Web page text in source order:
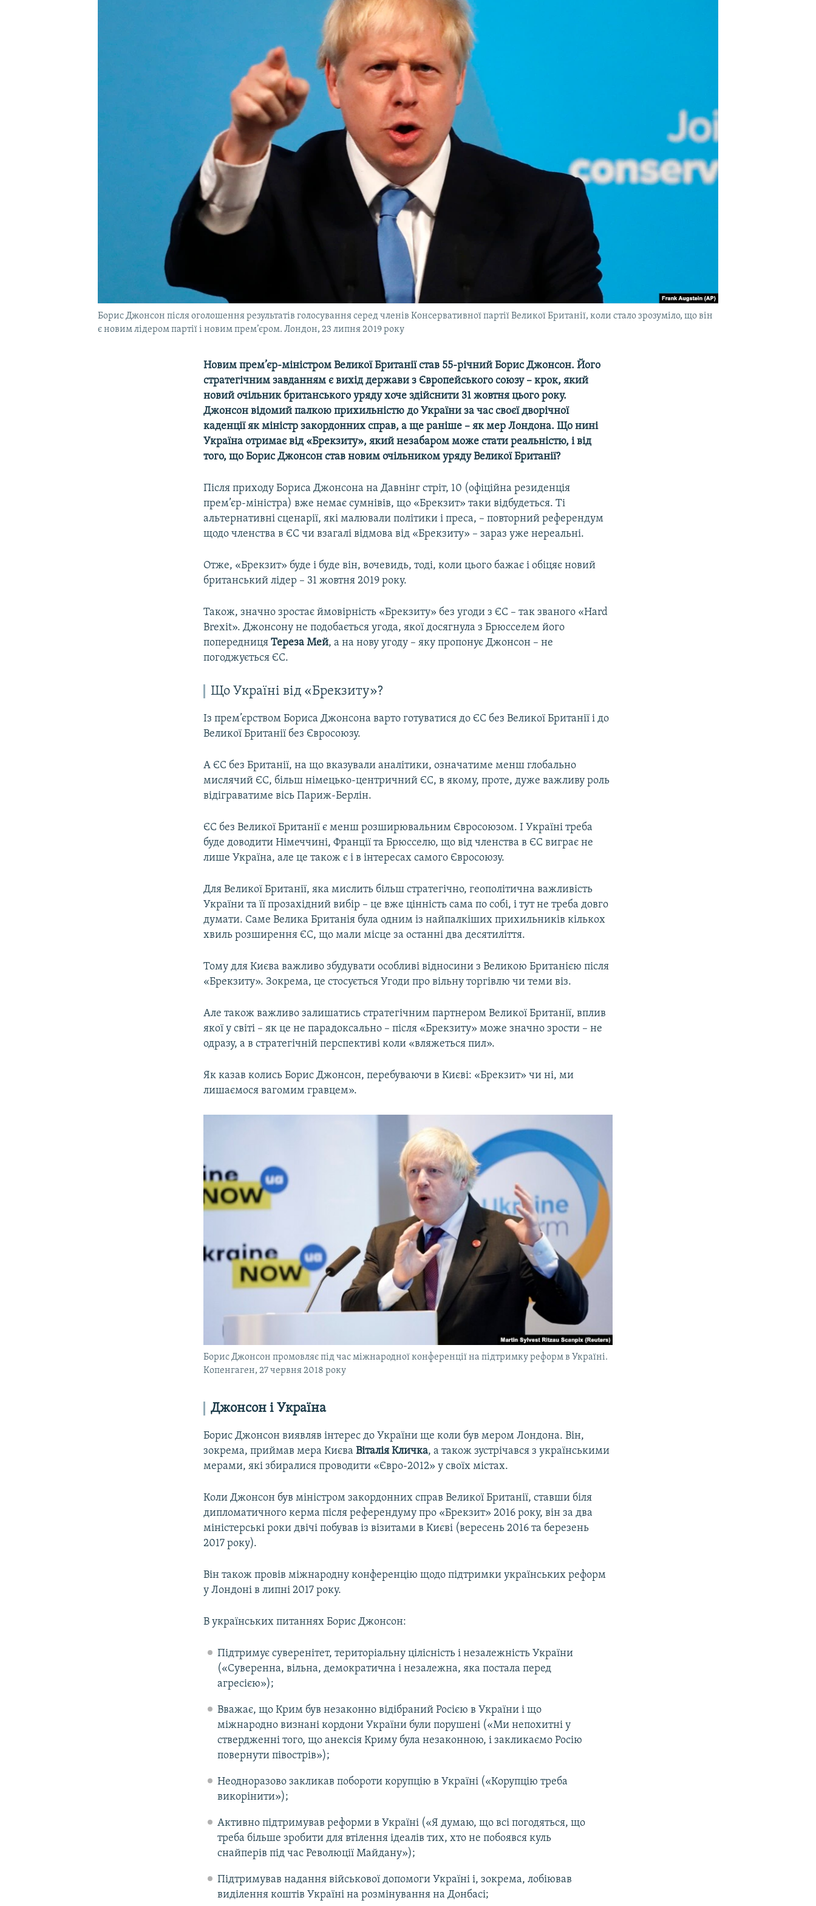
Борис Джонсон після оголошення результатів голосування серед членів Консервативної партії Великої Британії, коли стало зрозуміло, що він
є новим лідером партії і новим прем’єром. Лондон, 23 липня 2019 року
Новим прем’єр-міністром Великої Британії став 55-річний Борис Джонсон. Його
стратегічним завданням є вихід держави з Європейського союзу – крок, який
новий очільник британського уряду хоче здійснити 31 жовтня цього року.
Джонсон відомий палкою прихильністю до України за час своєї дворічної
каденції як міністр закордонних справ, а ще раніше – як мер Лондона. Що нині
Україна отримає від «Брекзиту», який незабаром може стати реальністю, і від
того, що Борис Джонсон став новим очільником уряду Великої Британії?
Після приходу Бориса Джонсона на Давнінг стріт, 10 (офіційна резиденція
прем’єр-міністра) вже немає сумнівів, що «Брекзит» таки відбудеться. Ті
альтернативні сценарії, які малювали політики і преса, – повторний референдум
щодо членства в ЄС чи взагалі відмова від «Брекзиту» – зараз уже нереальні.
Отже, «Брекзит» буде і буде він, вочевидь, тоді, коли цього бажає і обіцяє новий
британський лідер – 31 жовтня 2019 року.
Також, значно зростає ймовірність «Брекзиту» без угоди з ЄС – так званого «Hard
Brexit». Джонсону не подобається угода, якої досягнула з Брюсселем його
попередницяТереза Мей, а на нову угоду – яку пропонує Джонсон – не
погоджується ЄС.
Що Україні від «​Брекзиту»​?
Із прем’єрством Бориса Джонсона варто готуватися до ЄС без Великої Британії і до
Великої Британії без Євросоюзу.
А ЄС без Британії, на що вказували аналітики, означатиме менш глобально
мислячий ЄС, більш німецько-центричний ЄС, в якому, проте, дуже важливу роль
відіграватиме вісь Париж-Берлін.
ЄС без Великої Британії є менш розширювальним Євросоюзом. І Україні треба
буде доводити Німеччині, Франції та Брюсселю, що від членства в ЄС виграє не
лише Україна, але це також є і в інтересах самого Євросоюзу.
Для Великої Британії, яка мислить більш стратегічно, геополітична важливість
України та її прозахідний вибір – це вже цінність сама по собі, і тут не треба довго
думати. Саме Велика Британія була одним із найпалкіших прихильників кількох
хвиль розширення ЄС, що мали місце за останні два десятиліття.
Тому для Києва важливо збудувати особливі відносини з Великою Британією після
«Брекзиту». Зокрема, це стосується Угоди про вільну торгівлю чи теми віз.
Але також важливо залишатись стратегічним партнером Великої Британії, вплив
якої у світі – як це не парадоксально – після «Брекзиту» може значно зрости – не
одразу, а в стратегічній перспективі коли «вляжеться пил».
Як казав колись Борис Джонсон, перебуваючи в Києві: «Брекзит» чи ні, ми
лишаємося вагомим гравцем».
Борис Джонсон промовляє під час міжнародної конференції на підтримку реформ в Україні.
Копенгаген, 27 червня 2018 року
Джонсон і Україна
Борис Джонсон виявляв інтерес до України ще коли був мером Лондона. Він,
зокрема, приймав мера КиєваВіталія Кличка, а також зустрічався з українськими
мерами, які збиралися проводити «Євро-2012» у своїх містах.
Коли Джонсон був міністром закордонних справ Великої Британії, ставши біля
дипломатичного керма після референдуму про «Брекзит» 2016 року, він за два
міністерські роки двічі побував із візитами в Києві (вересень 2016 та березень
2017 року).
Він також провів міжнародну конференцію щодо підтримки українських реформ
у Лондоні в липні 2017 року.
В українських питаннях Борис Джонсон:
Підтримує суверенітет, територіальну цілісність і незалежність України
(«Суверенна, вільна, демократична і незалежна, яка постала перед
агресією»);
Вважає, що Крим був незаконно відібраний Росією в України і що
міжнародно визнані кордони України були порушені («Ми непохитні у
ствердженні того, що анексія Криму була незаконною, і закликаємо Росію
повернути півострів»);
Неодноразово закликав побороти корупцію в Україні («Корупцію треба
викорінити»);
Активно підтримував реформи в Україні («Я думаю, що всі погодяться, що
треба більше зробити для втілення ідеалів тих, хто не побоявся куль
снайперів під час Революції Майдану»);
Підтримував надання військової допомоги Україні і, зокрема, лобіював
виділення коштів Україні на розмінування на Донбасі;